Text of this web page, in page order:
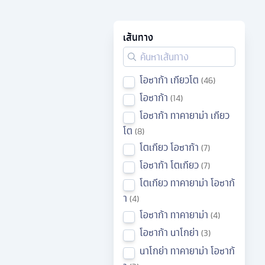
เส้นทาง
โอซาก้า เกียวโต 46
โอซาก้า 14
โอซาก้า ทาคายาม่า เกียว
โต 8
โตเกียว โอซาก้า 7
โอซาก้า โตเกียว 7
โตเกียว ทาคายาม่า โอซาก้
า 4
โอซาก้า ทาคายาม่า 4
โอซาก้า นาโกย่า 3
นาโกย่า ทาคายาม่า โอซาก้